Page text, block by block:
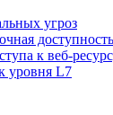
угроз
к
уровня L7